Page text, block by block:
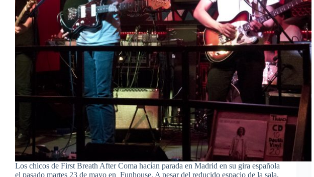
Los chicos de First Breath After Coma hacían parada en Madrid en su gira española
el pasado martes 23 de mayo en Funhouse. A pesar del reducido espacio de la sala,